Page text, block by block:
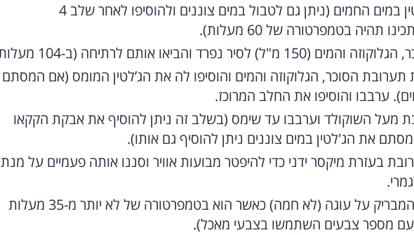
המיסו את הג’לטין במים החמים (ניתן גם לטבול במים צוננים ולהוסיפו לאחר שלב 4
תהיה בטמפרטורה של 60 מעלות).
לסיר נפרד והביאו אותם לרתיחה (ב-104 מעלות).
הסוכר, הגלוקוזה והמים והוסיפו לה את הג’לטין המומס (אם המסתם
ערבבו והוסיפו את החלב המרוכז.
מעל השוקולד וערבבו עד שימס (בשלב זה ניתן להוסיף את אבקת הקקאו
את הג'לטין במים צוננים ניתן להוסיף גם אותו).
בעזרת מיקסר ידני כדי להיפטר מבועות אוויר וסננו אותה פעמיים על מנת
זלפו את הציפוי המבריק על עוגה (לא חמה) כאשר הוא בטמפרטורה של לא יותר מ-35 מעלות
עם מספר צבעים השתמשו בצבעי מאכל).